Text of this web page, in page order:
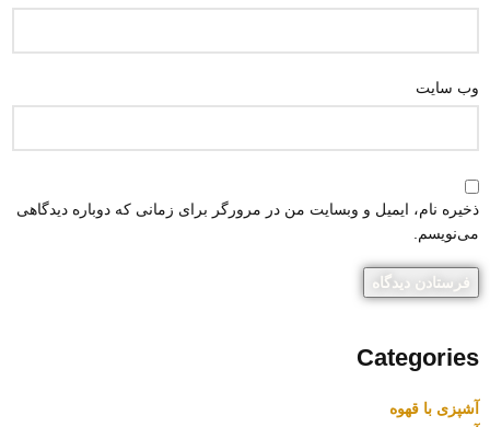
وب‌ سایت
ذخیره نام، ایمیل و وبسایت من در مرورگر برای زمانی که دوباره دیدگاهی
می‌نویسم.
Categories
آشپزی با قهوه